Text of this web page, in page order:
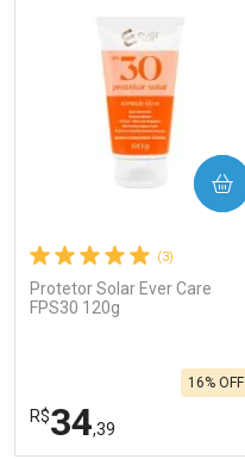
(3)
Protetor Solar Ever Care
FPS30 120g
R$34,39
16% OFF
COMPRAR